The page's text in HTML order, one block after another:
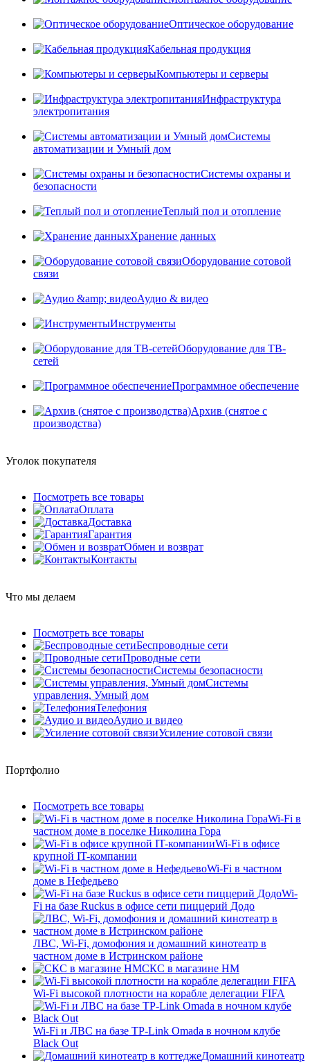
Оптическое оборудование
Кабельная продукция
Компьютеры и серверы
Инфраструктура
электропитания
Системы
автоматизации и Умный дом
Системы охраны и
безопасности
Теплый пол и отопление
Хранение данных
Оборудование сотовой
связи
Аудио & видео
Инструменты
Оборудование для ТВ-
сетей
Программное обеспечение
Архив (снятое с
производства)
Уголок покупателя
Посмотреть все товары
Оплата
Доставка
Гарантия
Обмен и возврат
Контакты
Что мы делаем
Посмотреть все товары
Беспроводные сети
Проводные сети
Системы безопасности
Системы
управления, Умный дом
Телефония
Аудио и видео
Усиление сотовой связи
Портфолио
Посмотреть все товары
Wi-Fi в
частном доме в поселке Николина Гора
Wi-Fi в офисе
крупной IT-компании
Wi-Fi в частном
доме в Нефедьево
Wi-
Fi на базе Ruckus в офисе сети пиццерий Додо
ЛВС, Wi-Fi, домофония и домашний кинотеатр в
частном доме в Истринском районе
СКС в магазине HM
Wi-Fi высокой плотности на корабле делегации FIFA
Wi-Fi и ЛВС на базе TP-Link Omada в ночном клубе
Black Out
Домашний кинотеатр